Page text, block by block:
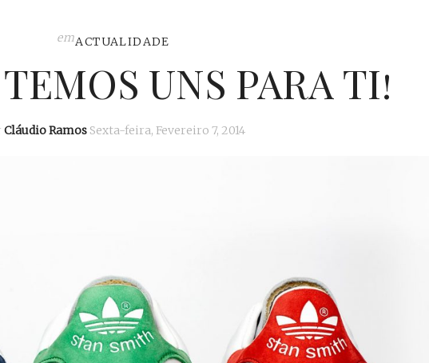
emACTUALIDADE
UNS PARA TI!
Cláudio Ramos Sexta-feira, Fevereiro 7, 2014